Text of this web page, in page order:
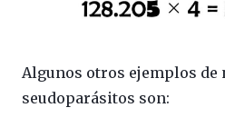
Algunos otros ejemplos de
seudoparásitos son: